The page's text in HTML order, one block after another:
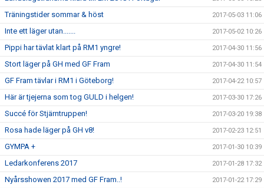
Träningstider sommar & höst 2017-05-03 11:06
Inte ett läger utan....... 2017-05-02 10:26
Pippi har tävlat klart på RM1 yngre! 2017-04-30 11:56
Stort läger på GH med GF Fram 2017-04-30 11:54
GF Fram tävlar i RM1 i Göteborg! 2017-04-22 10:57
Här är tjejerna som tog GULD i helgen! 2017-03-30 17:26
Succé för Stjärntruppen! 2017-03-20 19:38
Rosa hade läger på GH v8! 2017-02-23 12:51
GYMPA + 2017-01-30 10:39
Ledarkonferens 2017 2017-01-28 17:32
Nyårsshowen 2017 med GF Fram..! 2017-01-22 17:29